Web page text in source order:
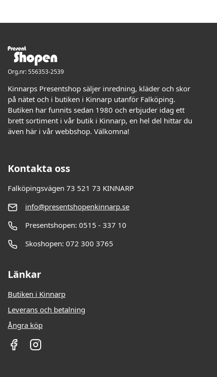
Org.nr: 556353-2539
Kinnarps Presentshop säljer inredning, kläder och skor
på nätet och i butiken i Kinnarp utanför Falköping.
Butiken har funnits sedan 1980 och erbjuder idag ett
brett sortiment i vår butik i Kinnarp, en hel del hittar du
även här i vår webbshop. Välkomna!
Kontakta oss
Falköpingsvägen 73 521 73 KINNARP
info@presentshopenkinnarp.se
Presentshopen: 0515 - 337 10
Skoshopen: 072 300 3765
Länkar
Butiken i Kinnarp
Leverans och betalning
Ångra köp